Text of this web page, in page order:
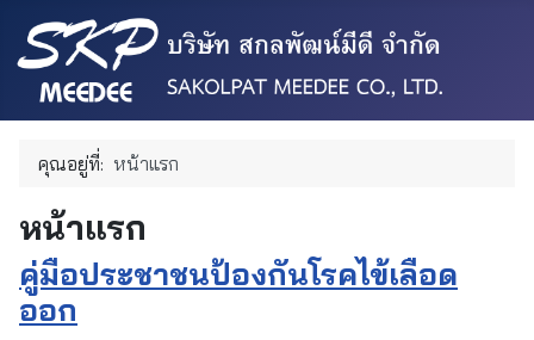
คุณอยู่ที่: หน้าแรก
หน้าแรก
คู่มือประชาชนป้องกันโรคไข้เลือด
ออก